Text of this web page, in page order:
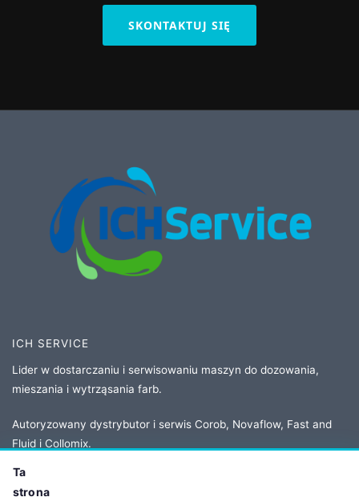
SKONTAKTUJ SIĘ
ICH SERVICE
Lider w dostarczaniu i serwisowaniu maszyn do dozowania,
mieszania i wytrząsania farb.
Autoryzowany dystrybutor i serwis Corob, Novaflow, Fast and
Fluid i Collomix.
Ta
strona